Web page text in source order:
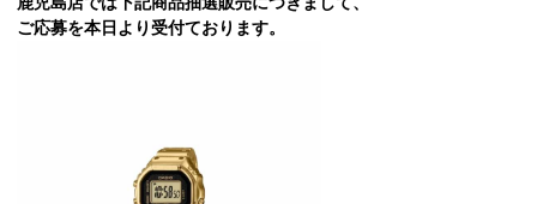
ご応募を本日より受付ております。